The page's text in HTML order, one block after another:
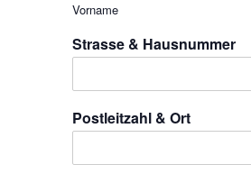
Vorname
Strasse & Hausnummer
Postleitzahl & Ort